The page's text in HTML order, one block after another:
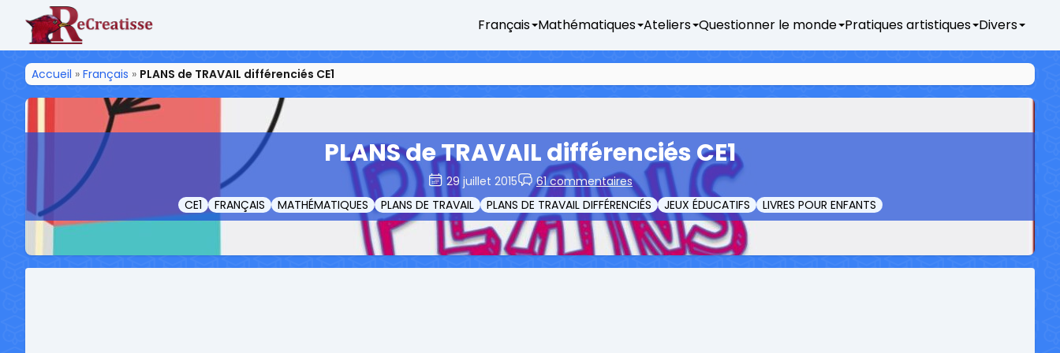
ReCreatisse
Français Mathématiques Ateliers Questionner le monde Pratiques artistiques Divers
Accueil » Français » PLANS de TRAVAIL différenciés CE1
PLANS de TRAVAIL différenciés CE1
29 juillet 2015
61 commentaires
CE1
FRANÇAIS MATHÉMATIQUES PLANS DE TRAVAIL PLANS DE TRAVAIL DIFFÉRENCIÉS JEUX ÉDUCATIFS LIVRES POUR ENFANTS